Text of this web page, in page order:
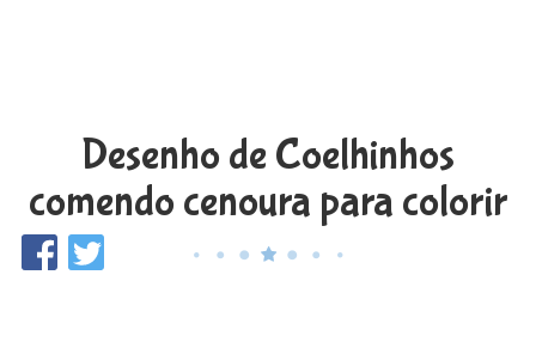
Desenho de Coelhinhos
comendo cenoura para colorir